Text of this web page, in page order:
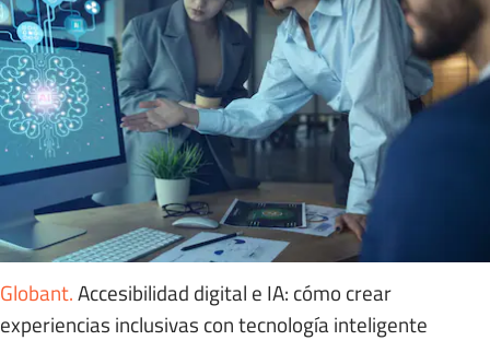
Globant.Accesibilidad digital e IA: cómo crear
experiencias inclusivas con tecnología inteligente